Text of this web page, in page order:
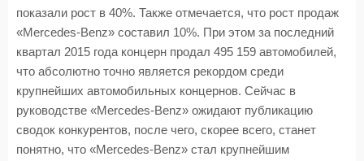
показали рост в 40%. Также отмечается, что рост продаж
«Mercedes-Benz» составил 10%. При этом за последний
квартал 2015 года концерн продал 495 159 автомобилей,
что абсолютно точно является рекордом среди
крупнейших автомобильных концернов. Сейчас в
руководстве «Mercedes-Benz» ожидают публикацию
сводок конкурентов, после чего, скорее всего, станет
понятно, что «Mercedes-Benz» стал крупнейшим